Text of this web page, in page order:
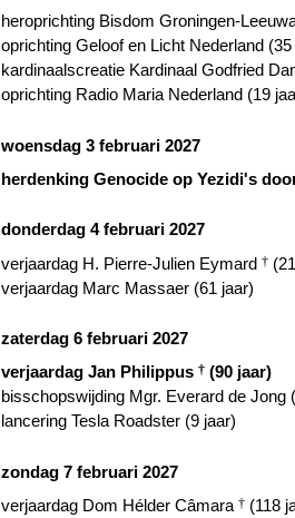
heroprichting Bisdom Groningen-
oprichting Geloof en Licht Nederland
kardinaalscreatie Kardinaal Godfried
oprichting Radio Maria Nederland (19
woensdag 3 februari 2027
herdenking Genocide op Yezidi's
donderdag 4 februari 2027
verjaardag H. Pierre-Julien Eymard †
verjaardag Marc Massaer (61 jaar)
zaterdag 6 februari 2027
verjaardag Jan Philippus † (90 jaar)
bisschopswijding Mgr. Everard de Jong
lancering Tesla Roadster (9 jaar)
zondag 7 februari 2027
verjaardag Dom Hélder Câmara † (118